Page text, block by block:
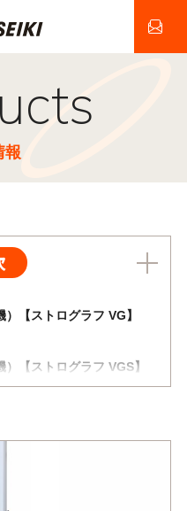
報
【ストログラフ VG】
【ストログラフ VGS】
圧縮試験機）【ストログラ